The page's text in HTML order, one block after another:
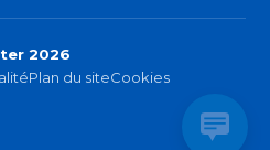
2026
Plan du siteCookies